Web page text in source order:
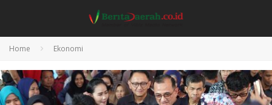
Home Ekonomi